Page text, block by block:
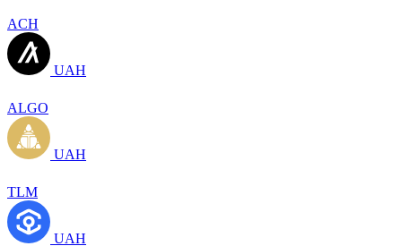
ACH
UAH
ALGO
UAH
TLM
UAH